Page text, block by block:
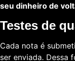
seu dinheiro de
Testes de
Cada nota é
ser enviada. Dessa